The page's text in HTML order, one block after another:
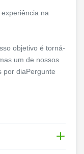
na
objetivo é torná-
um de nossos
por diaPergunte